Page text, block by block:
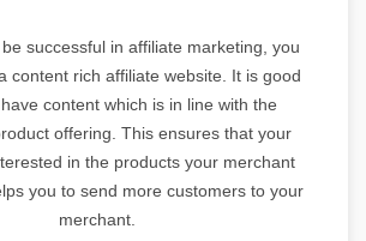
successful in affiliate marketing, you
content rich affiliate website. It is good
content which is in line with the
offering. This ensures that your
in the products your merchant
you to send more customers to your
merchant.